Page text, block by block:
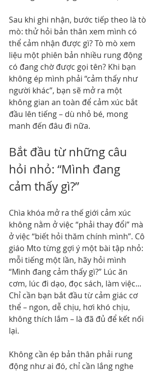
Sau khi ghi nhận, bước tiếp theo là tò
mò: thử hỏi bản thân xem mình có
thể cảm nhận được gì? Tò mò xem
liệu một phiên bản nhiều rung động
có đang chờ được gọi tên? Khi bạn
không ép mình phải “cảm thấy như
người khác”, bạn sẽ mở ra một
không gian an toàn để cảm xúc bắt
đầu lên tiếng – dù nhỏ bé, mong
manh đến đâu đi nữa.
Bắt đầu từ những câu
hỏi nhỏ: “Mình đang
cảm thấy gì?”
Chìa khóa mở ra thế giới cảm xúc
không nằm ở việc “phải thay đổi” mà
ở việc “biết hỏi thăm chính mình”. Cô
giáo Mto từng gợi ý một bài tập nhỏ:
mỗi tiếng một lần, hãy hỏi mình
“Mình đang cảm thấy gì?” Lúc ăn
cơm, lúc đi dạo, đọc sách, làm việc...
Chỉ cần bạn bắt đầu từ cảm giác cơ
thể – ngon, dễ chịu, hơi khó chịu,
không thích lắm – là đã đủ để kết nối
lại.
Không cần ép bản thân phải rung
động như ai đó, chỉ cần lắng nghe